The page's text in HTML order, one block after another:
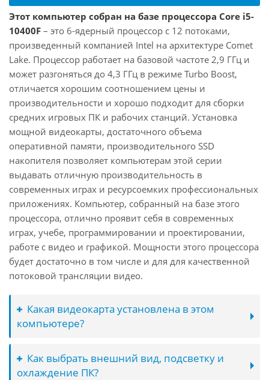
Этот компьютер собран на базе процессора Core i5-
10400F – это 6-ядерный процессор с 12 потоками,
произведенный компанией Intel на архитектуре Comet
Lake. Процессор работает на базовой частоте 2,9 ГГц и
может разгоняться до 4,3 ГГц в режиме Turbo Boost,
отличается хорошим соотношением цены и
производительности и хорошо подходит для сборки
средних игровых ПК и рабочих станций. Установка
мощной видеокарты, достаточного объема
оперативной памяти, производительного SSD
накопителя позволяет компьютерам этой серии
выдавать отличную производительность в
современных играх и ресурсоемких профессиональных
приложениях. Компьютер, собранный на базе этого
процессора, отлично проявит себя в современных
играх, учебе, программировании и проектировании,
работе с видео и графикой. Мощности этого процессора
будет достаточно в том числе и для для качественной
потоковой трансляции видео.
Какая видеокарта установлена в этом
компьютере?
Как выбрать внешний вид, подсветку и
охлаждение ПК?